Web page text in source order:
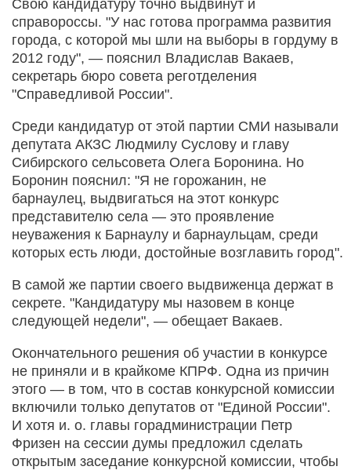
Свою кандидатуру точно выдвинут и
справороссы. "У нас готова программа развития
города, с которой мы шли на выборы в гордуму в
2012 году", — пояснил Владислав Вакаев,
секретарь бюро совета реготделения
"Справедливой России".
Среди кандидатур от этой партии СМИ называли
депутата АКЗС Людмилу Суслову и главу
Сибирского сельсовета Олега Боронина. Но
Боронин пояснил: "Я не горожанин, не
барнаулец, выдвигаться на этот конкурс
представителю села — это проявление
неуважения к Барнаулу и барнаульцам, среди
которых есть люди, достойные возглавить город".
В самой же партии своего выдвиженца держат в
секрете. "Кандидатуру мы назовем в конце
следующей недели", — обещает Вакаев.
Окончательного решения об участии в конкурсе
не приняли и в крайкоме КПРФ. Одна из причин
этого — в том, что в состав конкурсной комиссии
включили только депутатов от "Единой России".
И хотя и. о. главы горадминистрации Петр
Фризен на сессии думы предложил сделать
открытым заседание конкурсной комиссии, чтобы